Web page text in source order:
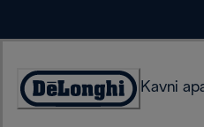
Accessibility
Kavni